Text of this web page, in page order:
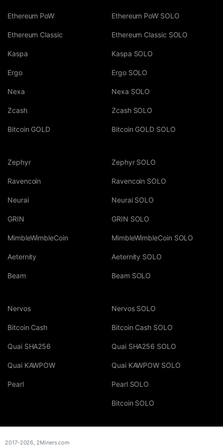
Ethereum PoW
Ethereum Classic
Kaspa
Ergo
Nexa
Zcash
Bitcoin GOLD
Ethereum PoW SOLO
Ethereum Classic SOLO
Kaspa SOLO
Ergo SOLO
Nexa SOLO
Zcash SOLO
Bitcoin GOLD SOLO
Zephyr
Ravencoin
Neurai
GRIN
MimbleWimbleCoin
Aeternity
Beam
Zephyr SOLO
Ravencoin SOLO
Neurai SOLO
GRIN SOLO
MimbleWimbleCoin SOLO
Aeternity SOLO
Beam SOLO
Nervos
Bitcoin Cash
Quai SHA256
Quai KAWPOW
Pearl
Nervos SOLO
Bitcoin Cash SOLO
Quai SHA256 SOLO
Quai KAWPOW SOLO
Pearl SOLO
Bitcoin SOLO
2017-2026, 2Miners.com